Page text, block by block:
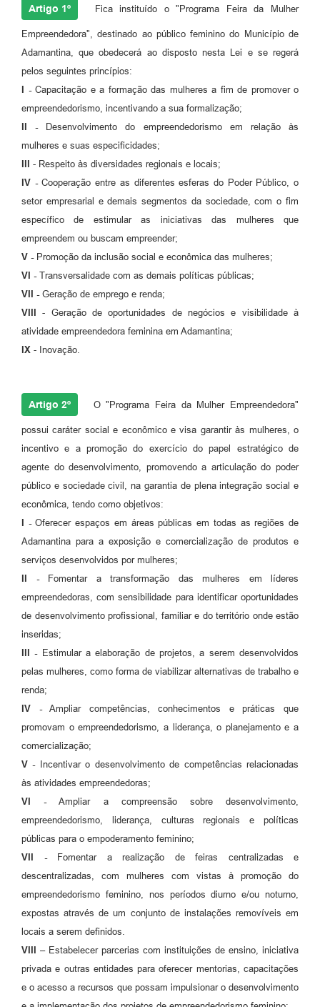
Editais
Links
Agenda
Artigo 1º Fica instituído o "Programa Feira da Mulher
Empreendedora", destinado ao público feminino do Município de
Adamantina, que obedecerá ao disposto nesta Lei e se regerá
pelos seguintes princípios:
I -Capacitação e a formação das mulheres a fim de promover o
empreendedorismo, incentivando a sua formalização;
II -Desenvolvimento do empreendedorismo em relação às
mulheres e suas especificidades;
III - Respeito às diversidades regionais e locais;
IV -Cooperação entre as diferentes esferas do Poder Público, o
setor empresarial e demais segmentos da sociedade, com o fim
específico de estimular as iniciativas das mulheres que
empreendem ou buscam empreender;
V -Promoção da inclusão social e econômica das mulheres;
VI -Transversalidade com as demais políticas públicas;
VII -Geração de emprego e renda;
VIII - Geração de oportunidades de negócios e visibilidade à
atividade empreendedora feminina em Adamantina;
IX - Inovação.
Artigo 2º O "Programa Feira da Mulher Empreendedora"
possui caráter social e econômico e visa garantir às mulheres, o
incentivo e a promoção do exercício do papel estratégico de
agente do desenvolvimento, promovendo a articulação do poder
público e sociedade civil, na garantia de plena integração social e
econômica, tendo como objetivos:
I -Oferecer espaços em áreas públicas em todas as regiões de
Adamantina para a exposição e comercialização de produtos e
serviços desenvolvidos por mulheres;
II -Fomentar a transformação das mulheres em líderes
empreendedoras, com sensibilidade para identificar oportunidades
de desenvolvimento profissional, familiar e do território onde estão
inseridas;
III -Estimular a elaboração de projetos, a serem desenvolvidos
pelas mulheres, como forma de viabilizar alternativas de trabalho e
renda;
IV -Ampliar competências, conhecimentos e práticas que
promovam o empreendedorismo, a liderança, o planejamento e a
comercialização;
V -Incentivar o desenvolvimento de competências relacionadas
às atividades empreendedoras;
VI -Ampliar a compreensão sobre desenvolvimento,
empreendedorismo, liderança, culturas regionais e políticas
públicas para o empoderamento feminino;
VII -Fomentar a realização de feiras centralizadas e
descentralizadas, com mulheres com vistas à promoção do
empreendedorismo feminino, nos períodos diurno e/ou noturno,
expostas através de um conjunto de instalações removíveis em
locais a serem definidos.
VIII –Estabelecer parcerias com instituições de ensino, iniciativa
privada e outras entidades para oferecer mentorias, capacitações
e o acesso a recursos que possam impulsionar o desenvolvimento